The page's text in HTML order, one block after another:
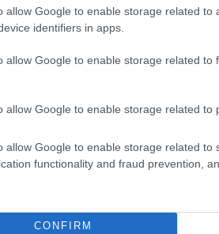
allow Google to enable storage related to
identifiers in apps.
allow Google to enable storage related to
allow Google to enable storage related to
allow Google to enable storage related to
functionality and fraud prevention,
CONFIRM
TV/USB kapcsolat
GPS
AKKUMULÁTOR
Készenléti idő h /
Cserélhetőség